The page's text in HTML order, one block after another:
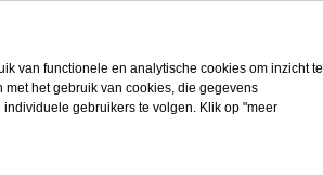
van functionele en analytische cookies om inzicht te
het gebruik van cookies, die gegevens
gebruikers te volgen. Klik op "meer